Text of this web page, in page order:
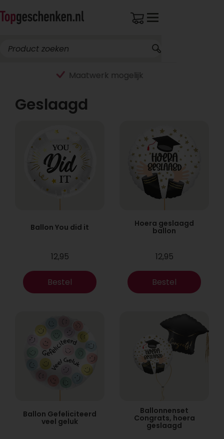
Geslaagd
Ballon You did it
12,95
Bestel
Hoera geslaagd
ballon
12,95
Bestel
Ballon Gefeliciteerd
veel geluk
Ballonnenset
Congrats, hoera
geslaagd